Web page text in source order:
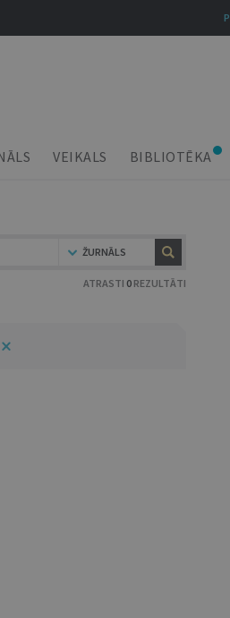
VEIKALS BIBLIOTĒKA
ŽURNĀLS
ATRASTI 0 REZULTĀTI